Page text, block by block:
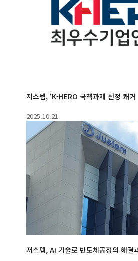
저스템, ‘K-HERO 국책과제 선정 쾌거
2025.10.21
저스템, AI 기술로 반도체공정의 해결